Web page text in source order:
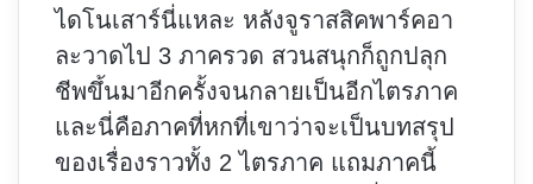
ไดโนเสาร์นี่แหละ หลังจูราสสิคพาร์คอา
ละวาดไป 3 ภาครวด สวนสนุกก็ถูกปลุก
ชีพขึ้นมาอีกครั้งจนกลายเป็นอีกไตรภาค
และนี่คือภาคที่หกที่เขาว่าจะเป็นบทสรุป
ของเรื่องราวทั้ง 2 ไตรภาค แถมภาคนี้